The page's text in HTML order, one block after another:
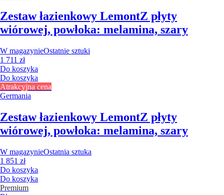
Zestaw łazienkowy LemontZ płyty
wiórowej, powłoka: melamina, szary
W magazynieOstatnie sztuki
1 711 zł
Do koszyka
Do koszyka
Atrakcyjna cena
Germania
Zestaw łazienkowy LemontZ płyty
wiórowej, powłoka: melamina, szary
W magazynieOstatnia sztuka
1 851 zł
Do koszyka
Do koszyka
Premium